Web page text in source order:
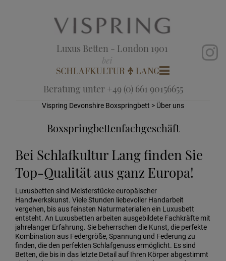
Luxus Betten - London 1901
Beratung unter +49 (0) 661 90156655
Vispring Devonshire Boxspringbett > Über uns
Boxspringbettenfachgeschäft
Bei Schlafkultur Lang finden Sie
Top-Qualität aus ganz Europa!
Luxusbetten sind Meisterstücke europäischer
Handwerkskunst. Viele Stunden liebevoller Handarbeit
vergehen, bis aus feinsten Naturmaterialien ein Luxusbett
entsteht. An Luxusbetten arbeiten ausgebildete Fachkräfte mit
jahrelanger Erfahrung. Sie beherrschen die Kunst, die perfekte
Kombination aus Federgröße, Spannung und Federung zu
finden, die den perfekten Schlafgenuss ermöglicht. Es sind
Betten, die bis in das letzte Detail auf Ihren Körper abgestimmt